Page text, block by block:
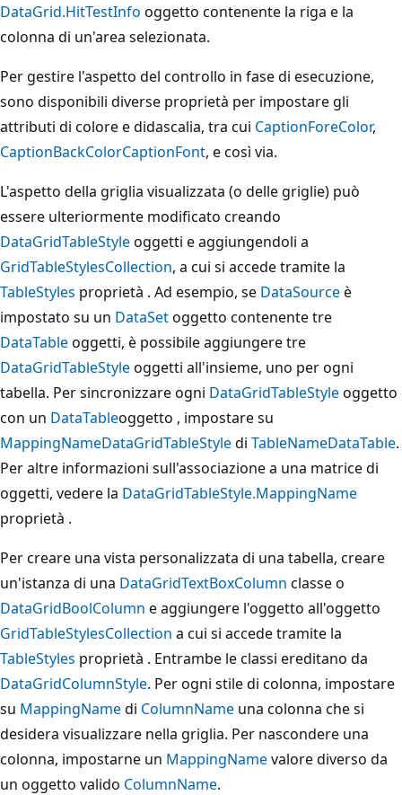
DataGrid.HitTestInfo oggetto contenente la riga e la
colonna di un'area selezionata.
Per gestire l'aspetto del controllo in fase di esecuzione,
sono disponibili diverse proprietà per impostare gli
attributi di colore e didascalia, tra cui CaptionForeColor,
CaptionBackColorCaptionFont, e così via.
L'aspetto della griglia visualizzata (o delle griglie) può
essere ulteriormente modificato creando
DataGridTableStyleoggetti e aggiungendoli a
GridTableStylesCollection, a cui si accede tramite la
TableStyles proprietà . Ad esempio, se DataSourceè
impostato su un DataSetoggetto contenente tre
DataTableoggetti, è possibile aggiungere tre
DataGridTableStyleoggetti all'insieme, uno per ogni
tabella. Per sincronizzare ogni DataGridTableStyleoggetto
con un DataTableoggetto , impostare su
MappingNameDataGridTableStyledi TableNameDataTable.
Per altre informazioni sull'associazione a una matrice di
oggetti, vedere la DataGridTableStyle.MappingName
proprietà .
Per creare una vista personalizzata di una tabella, creare
un'istanza di una DataGridTextBoxColumn classe o
DataGridBoolColumn e aggiungere l'oggetto all'oggetto
GridTableStylesCollection a cui si accede tramite la
TableStyles proprietà . Entrambe le classi ereditano da
DataGridColumnStyle. Per ogni stile di colonna, impostare
su MappingNamedi ColumnName una colonna che si
desidera visualizzare nella griglia. Per nascondere una
colonna, impostarne un MappingNamevalore diverso da
un oggetto valido ColumnName.